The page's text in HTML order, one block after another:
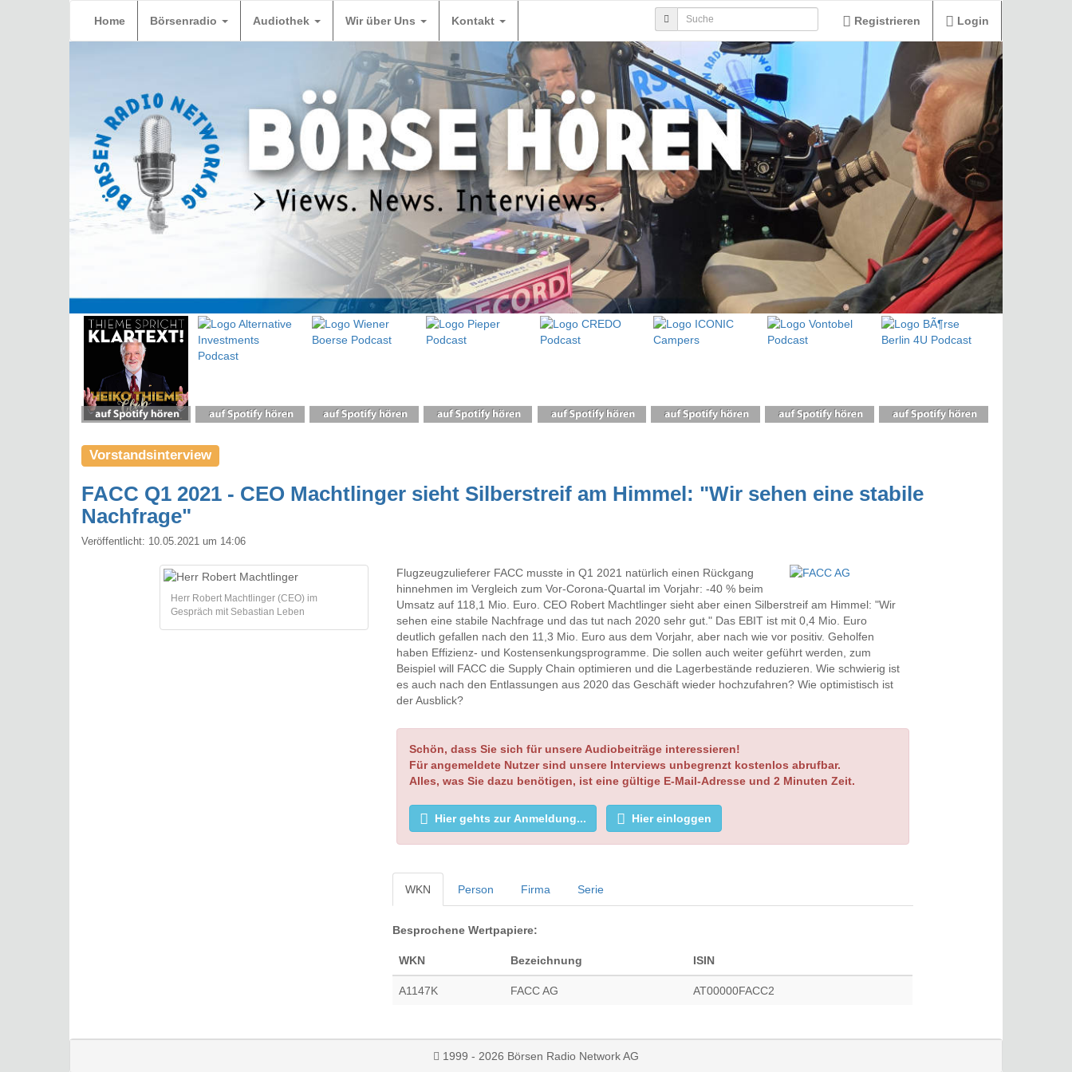
Home Börsenradio Audiothek Wir über Uns Kontakt Registrieren Login
Vorstandsinterview
FACC Q1 2021 - CEO Machtlinger sieht Silberstreif am Himmel: "Wir sehen eine stabile
Nachfrage"
Veröffentlicht: 10.05.2021 um 14:06
Herr Robert Machtlinger (CEO) im
Gespräch mit Sebastian Leben
Flugzeugzulieferer FACC musste in Q1 2021 natürlich einen Rückgang
hinnehmen im Vergleich zum Vor-Corona-Quartal im Vorjahr: -40 % beim
Umsatz auf 118,1 Mio. Euro. CEO Robert Machtlinger sieht aber einen Silberstreif am Himmel: "Wir
sehen eine stabile Nachfrage und das tut nach 2020 sehr gut." Das EBIT ist mit 0,4 Mio. Euro
deutlich gefallen nach den 11,3 Mio. Euro aus dem Vorjahr, aber nach wie vor positiv. Geholfen
haben Effizienz- und Kostensenkungsprogramme. Die sollen auch weiter geführt werden, zum
Beispiel will FACC die Supply Chain optimieren und die Lagerbestände reduzieren. Wie schwierig ist
es auch nach den Entlassungen aus 2020 das Geschäft wieder hochzufahren? Wie optimistisch ist
der Ausblick?
Schön, dass Sie sich für unsere Audiobeiträge interessieren!
Für angemeldete Nutzer sind unsere Interviews unbegrenzt kostenlos abrufbar.
Alles, was Sie dazu benötigen, ist eine gültige E-Mail-Adresse und 2 Minuten Zeit.
Hier gehts zur Anmeldung... Hier einloggen
WKN Person Firma Serie
Besprochene Wertpapiere:
WKN Bezeichnung ISIN
A1147K FACC AG AT00000FACC2
1999 - 2026 Börsen Radio Network AG